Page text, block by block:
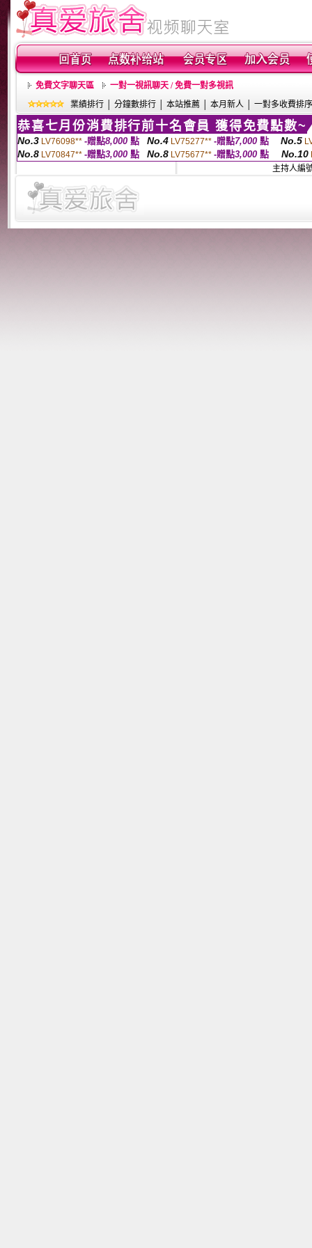
免費文字聊天區
一對一視訊聊天 / 免費一對多視訊
業績排行
分鐘數排行 本站推薦 本月新人 一對多收費排序
恭喜七月份消費排行前十名會員 獲得免費點數~
No.3 LV76098** -贈點8,000 點 No.4 LV75277** -贈點7,000 點 No.5
No.8 LV70847** -贈點3,000 點 No.8 LV75677** -贈點3,000 點 No.10
主持人編